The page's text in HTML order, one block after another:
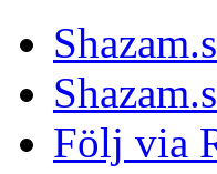
Följ via